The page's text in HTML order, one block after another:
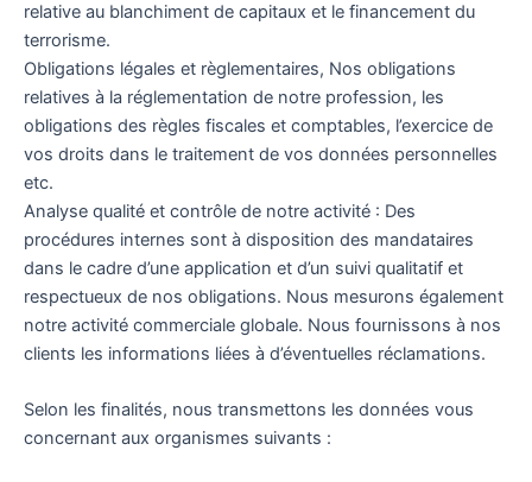
relative au blanchiment de capitaux et le financement du
terrorisme.
Obligations légales et règlementaires, Nos obligations
relatives à la réglementation de notre profession, les
obligations des règles fiscales et comptables, l’exercice de
vos droits dans le traitement de vos données personnelles
etc.
Analyse qualité et contrôle de notre activité : Des
procédures internes sont à disposition des mandataires
dans le cadre d’une application et d’un suivi qualitatif et
respectueux de nos obligations. Nous mesurons également
notre activité commerciale globale. Nous fournissons à nos
clients les informations liées à d’éventuelles réclamations.
Selon les finalités, nous transmettons les données vous
concernant aux organismes suivants :